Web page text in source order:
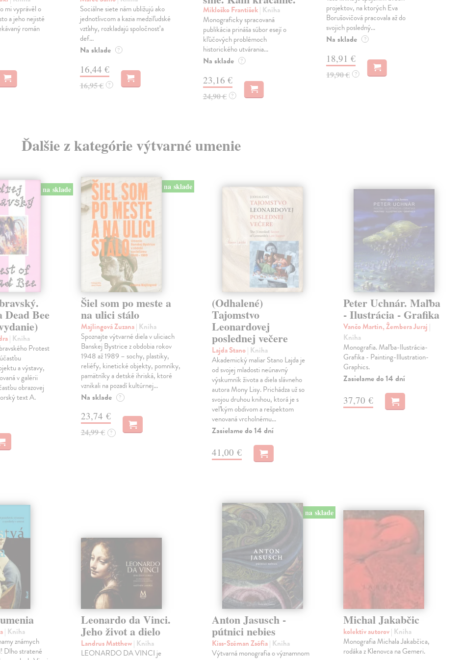
mi vyprávěl o
a jeho nejisté
román
Sociálne siete nám ubližujú ako
jednotlivcom a kazia medziľudské
vzťahy, rozkladajú spoločnosť a
def...
Na sklade ?
16,44 €
16,95 € ?
Mikloško František| Kniha
Monograficky spracovaná
publikácia prináša súbor esejí o
kľúčových problémoch
historického utvárania...
Na sklade ?
23,16 €
24,90 € ?
projektov, na ktorých Eva
Borušovičová pracovala až do
svojich posledný...
Na sklade ?
18,91 €
19,90 € ?
Ďalšie z kategórie výtvarné umenie
na sklade
Dead Bee
| Kniha
Protest
a výstavy,
v galérii
obrazovej
text A.
na sklade
Šiel som po meste a
na ulici stálo
Majlingová Zuzana| Kniha
Spoznajte výtvarné diela v uliciach
Banskej Bystrice z obdobia rokov
1948 až 1989 – sochy, plastiky,
reliéfy, kinetické objekty, pomníky,
pamätníky a detské ihriská, ktoré
vznikali na pozadí kultúrnej…
Na sklade ?
23,74 €
24,99 € ?
(Odhalené)
Tajomstvo
Leonardovej
poslednej večere
Lajda Stano| Kniha
Akademický maliar Stano Lajda je
od svojej mladosti neúnavný
výskumník života a diela slávneho
autora Mony Lisy. Prichádza už so
svojou druhou knihou, ktorá je s
veľkým obdivom a rešpektom
venovaná vrcholnému…
Zasielame do 14 dní
41,00 €
Peter Uchnár. Maľba
- Ilustrácia - Grafika
Vančo Martin, Žembera Juraj |
Kniha
Monografia. Maľba-Ilustrácia-
Grafika - Painting-Illustration-
Graphics.
Zasielame do 14 dní
37,70 €
| Kniha
známych
Dlho stratené
Leonardo da Vinci.
Jeho život a dielo
Landrus Matthew| Kniha
LEONARDO DA VINCI je
na sklade
Anton Jasusch -
pútnici nebies
Kiss-Széman Zsófia| Kniha
Výtvarná monografia o významnom
Michal Jakabčic
kolektív autorov| Kniha
Monografia Michala Jakabčica,
rodáka z Klenovca na Gemeri.